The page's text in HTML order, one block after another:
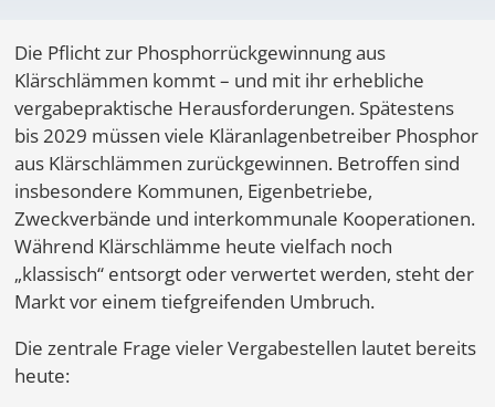
Die Pflicht zur Phosphorrückgewinnung aus
Klärschlämmen kommt – und mit ihr erhebliche
vergabepraktische Herausforderungen. Spätestens
bis 2029 müssen viele Kläranlagenbetreiber Phosphor
aus Klärschlämmen zurückgewinnen. Betroffen sind
insbesondere Kommunen, Eigenbetriebe,
Zweckverbände und interkommunale Kooperationen.
Während Klärschlämme heute vielfach noch
„klassisch“ entsorgt oder verwertet werden, steht der
Markt vor einem tiefgreifenden Umbruch.
Die zentrale Frage vieler Vergabestellen lautet bereits
heute: